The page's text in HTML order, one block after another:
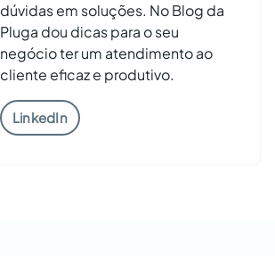
dúvidas em soluções. No Blog da
Pluga dou dicas para o seu
negócio ter um atendimento ao
cliente eficaz e produtivo.
LinkedIn